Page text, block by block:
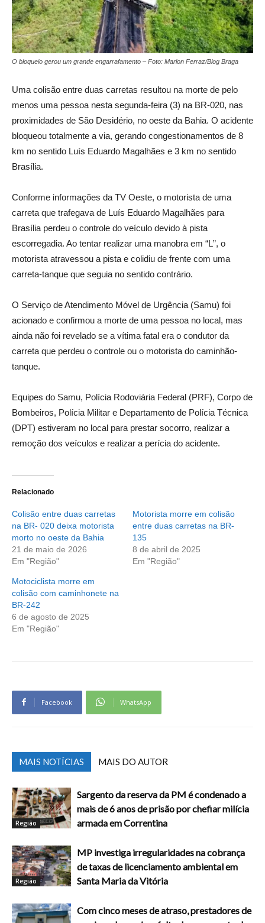
O bloqueio gerou um grande engarrafamento – Foto: Marlon Ferraz/Blog Braga
Uma colisão entre duas carretas resultou na morte de pelo
menos uma pessoa nesta segunda-feira (3) na BR-020, nas
proximidades de São Desidério, no oeste da Bahia. O acidente
bloqueou totalmente a via, gerando congestionamentos de 8
km no sentido Luís Eduardo Magalhães e 3 km no sentido
Brasília.
Conforme informações da TV Oeste, o motorista de uma
carreta que trafegava de Luís Eduardo Magalhães para
Brasília perdeu o controle do veículo devido à pista
escorregadia. Ao tentar realizar uma manobra em “L”, o
motorista atravessou a pista e colidiu de frente com uma
carreta-tanque que seguia no sentido contrário.
O Serviço de Atendimento Móvel de Urgência (Samu) foi
acionado e confirmou a morte de uma pessoa no local, mas
ainda não foi revelado se a vítima fatal era o condutor da
carreta que perdeu o controle ou o motorista do caminhão-
tanque.
Equipes do Samu, Polícia Rodoviária Federal (PRF), Corpo de
Bombeiros, Polícia Militar e Departamento de Polícia Técnica
(DPT) estiveram no local para prestar socorro, realizar a
remoção dos veículos e realizar a perícia do acidente.
Relacionado
Colisão entre duas carretas
na BR- 020 deixa motorista
morto no oeste da Bahia
21 de maio de 2026
Em "Região"
Motorista morre em colisão
entre duas carretas na BR-
135
8 de abril de 2025
Em "Região"
Motociclista morre em
colisão com caminhonete na
BR-242
6 de agosto de 2025
Em "Região"
Facebook WhatsApp
MAIS NOTÍCIAS MAIS DO AUTOR
Região
Sargento da reserva da PM é condenado a
mais de 6 anos de prisão por chefiar milícia
armada em Correntina
Região
MP investiga irregularidades na cobrança
de taxas de licenciamento ambiental em
Santa Maria da Vitória
Com cinco meses de atraso, prestadores de